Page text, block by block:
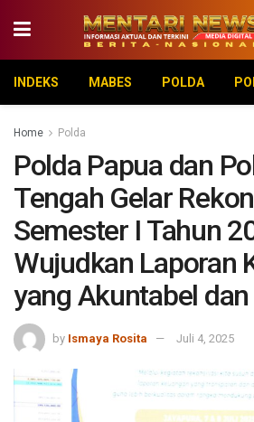
INDEKS MABES POLDA
Home Polda
Polda Papua dan
Tengah Gelar
Semester I Tahun
Wujudkan Laporan
yang Akuntabel
by Ismaya Rosita Juli 4, 2025